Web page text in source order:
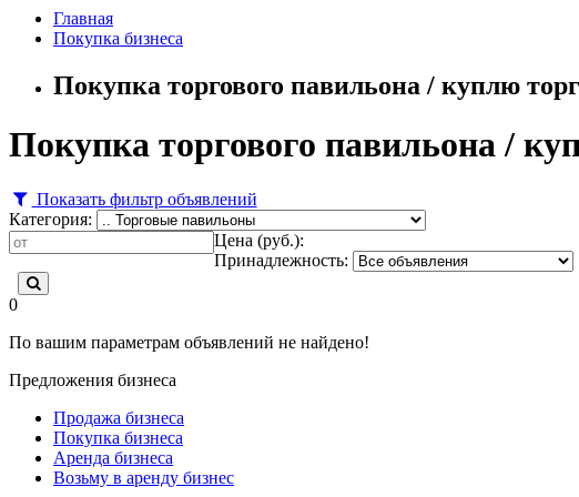
Главная
Покупка бизнеса
Покупка торгового павильона / куплю
Покупка торгового павильона /
Показать фильтр объявлений
Категория:
Цена (руб.):
Принадлежность:
0
По вашим параметрам объявлений не найдено!
Предложения бизнеса
Продажа бизнеса
Покупка бизнеса
Аренда бизнеса
Возьму в аренду бизнес